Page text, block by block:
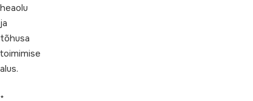
heaolu
ja
tõhusa
toimimise
alus.